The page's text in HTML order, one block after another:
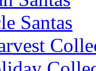
Santas